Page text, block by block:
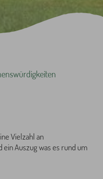
Vielzahl an
Auszug was es rund um